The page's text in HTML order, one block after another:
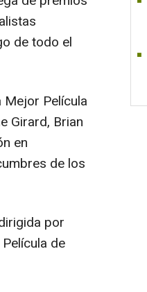
de todo el
Mejor Película
Girard, Brian
en
de los
por
de